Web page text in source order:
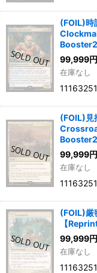
(FOIL)時
99,999円
在庫なし
(FOIL)見
99,999円
在庫なし
(FOIL)厳
【
99,999円
在庫なし